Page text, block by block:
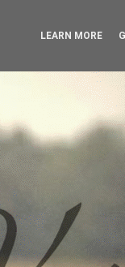
LEARN MORE